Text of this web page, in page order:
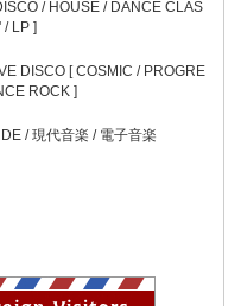
/ HOUSE / DANCE CLAS
/ LP ]
DISCO [ COSMIC / PROGRE
ROCK ]
/ 現代音楽 / 電子音楽